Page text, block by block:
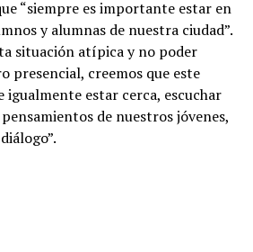
“siempre es importante estar en
y alumnas de nuestra ciudad”.
situación atípica y no poder
presencial, creemos que este
estar cerca, escuchar
de nuestros jóvenes,